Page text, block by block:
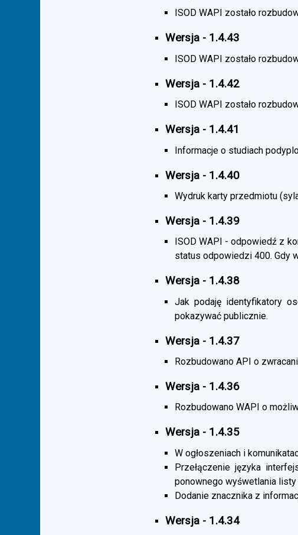
ISOD WAPI zostało
Wersja - 1.4.43
ISOD WAPI zostało
Wersja - 1.4.42
ISOD WAPI zostało
Wersja - 1.4.41
Informacje o studiach
Wersja - 1.4.40
Wydruk karty przedmiotu
Wersja - 1.4.39
ISOD WAPI - odpowiedź z
status odpowiedzi 400. Gdy
Wersja - 1.4.38
Jak podaję identyfikatory
pokazywać publicznie.
Wersja - 1.4.37
Rozbudowano API o
Wersja - 1.4.36
Rozbudowano WAPI o
Wersja - 1.4.35
W ogłoszeniach i
Przełączenie języka
ponownego wyśwetlania
Dodanie znacznika z
Wersja - 1.4.34